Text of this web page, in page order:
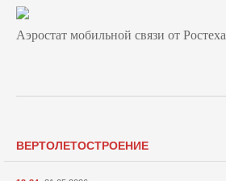
Аэростат мобильной связи от Ростеха
ВЕРТОЛЕТОСТРОЕНИЕ